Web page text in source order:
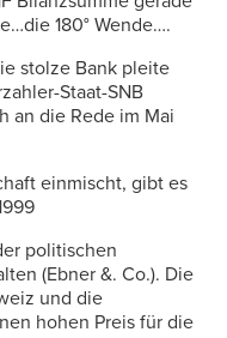
180° Wende….
stolze Bank pleite
Staat-SNB
an die Rede im Mai
einmischt, gibt es
politischen
(Ebner &. Co.). Die
und die
hohen Preis für die